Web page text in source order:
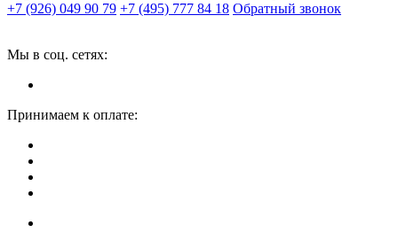
+7 (926) 049 90 79 +7 (495) 777 84 18 Обратный звонок
Мы в соц. сетях:
Принимаем к оплате: